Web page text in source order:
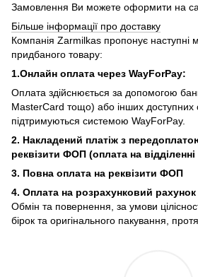
Замовлення Ви можете оформити на
Більше інформації про доставку
Компанія Zarmilkas пропонує наступні
придбаного товару:
1.Онлайн оплата через WayForPay:
Оплата здійснюється за допомогою
MasterCard тощо) або інших доступних
підтримуються системою WayForPay.
2. Накладений платіж з
реквізити ФОП (оплата на
3. Повна оплата на реквізити ФОП
4. Оплата на розрахунковий рахунок
Обмін та повернення, за умови
бірок та оригінального пакування,